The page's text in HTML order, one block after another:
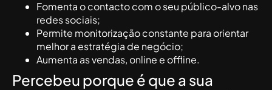
Fomenta o contacto com o seu público-alvo nas
redes sociais;
Permite monitorização constante para orientar
melhor a estratégia de negócio;
Aumenta as vendas, online e offline.
Percebeu porque é que a sua